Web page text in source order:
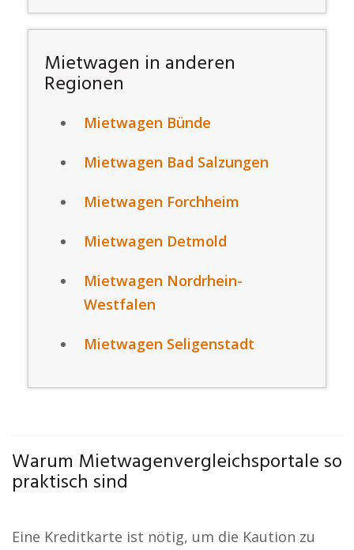
Mietwagen in anderen
Regionen
Mietwagen Bünde
Mietwagen Bad Salzungen
Mietwagen Forchheim
Mietwagen Detmold
Mietwagen Nordrhein-
Westfalen
Mietwagen Seligenstadt
Warum Mietwagenvergleichsportale so
praktisch sind
Eine Kreditkarte ist nötig, um die Kaution zu